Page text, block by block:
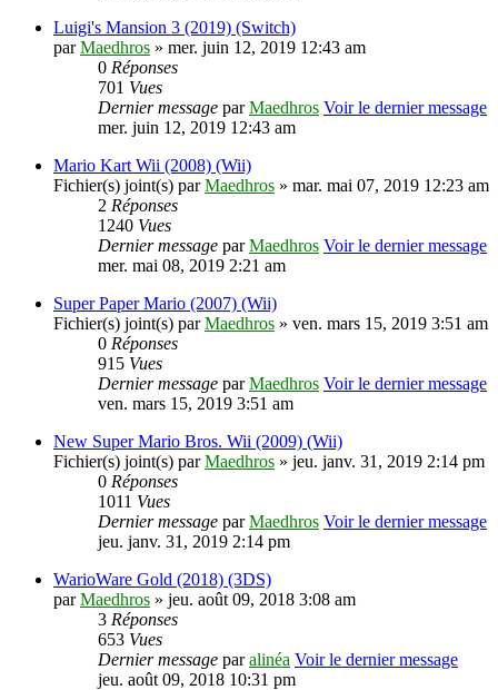
Luigi's Mansion 3 (2019) (Switch)
parMaedhros » mer. juin 12, 2019 12:43 am
0 Réponses
701 Vues
Dernier message parMaedhros Voir le dernier message
mer. juin 12, 2019 12:43 am
Mario Kart Wii (2008) (Wii)
Fichier(s) joint(s) parMaedhros » mar. mai 07, 2019 12:23 am
2 Réponses
1240 Vues
Dernier message parMaedhros Voir le dernier message
mer. mai 08, 2019 2:21 am
Super Paper Mario (2007) (Wii)
Fichier(s) joint(s) parMaedhros » ven. mars 15, 2019 3:51 am
0 Réponses
915 Vues
Dernier message parMaedhros Voir le dernier message
ven. mars 15, 2019 3:51 am
New Super Mario Bros. Wii (2009) (Wii)
Fichier(s) joint(s) parMaedhros » jeu. janv. 31, 2019 2:14 pm
0 Réponses
1011 Vues
Dernier message parMaedhros Voir le dernier message
jeu. janv. 31, 2019 2:14 pm
WarioWare Gold (2018) (3DS)
parMaedhros » jeu. août 09, 2018 3:08 am
3 Réponses
653 Vues
Dernier message paralinéa Voir le dernier message
jeu. août 09, 2018 10:31 pm